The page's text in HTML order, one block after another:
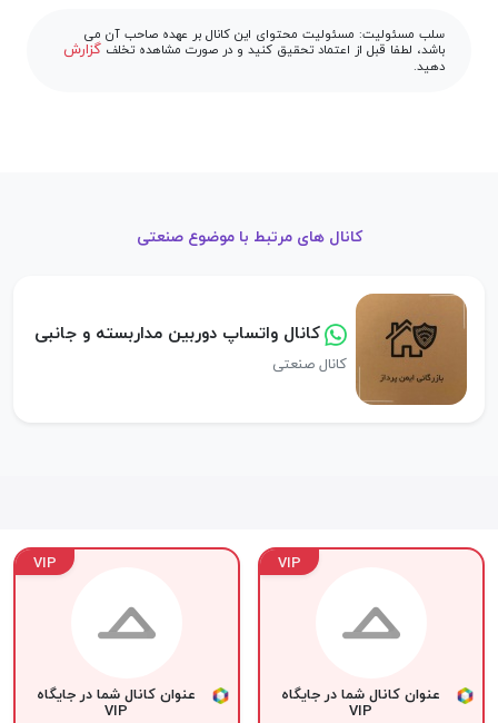
سلب مسئولیت: مسئولیت محتوای این کانال بر عهده صاحب آن می
باشد، لطفا قبل از اعتماد تحقیق کنید و در صورت مشاهده تخلف گزارش
دهید.
کانال های مرتبط با موضوع صنعتی
کانال واتساپ دوربین مداربسته و جانبی
کانال صنعتی
VIP
عنوان کانال شما در جایگاه
VIP
VIP
عنوان کانال شما در جایگاه
VIP